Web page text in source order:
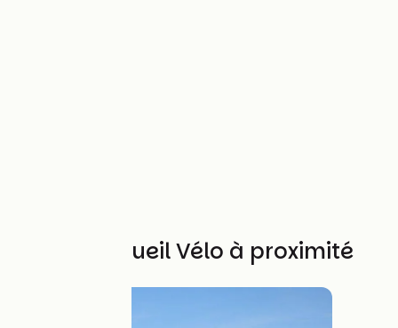
Autres Accueil Vélo à proximité